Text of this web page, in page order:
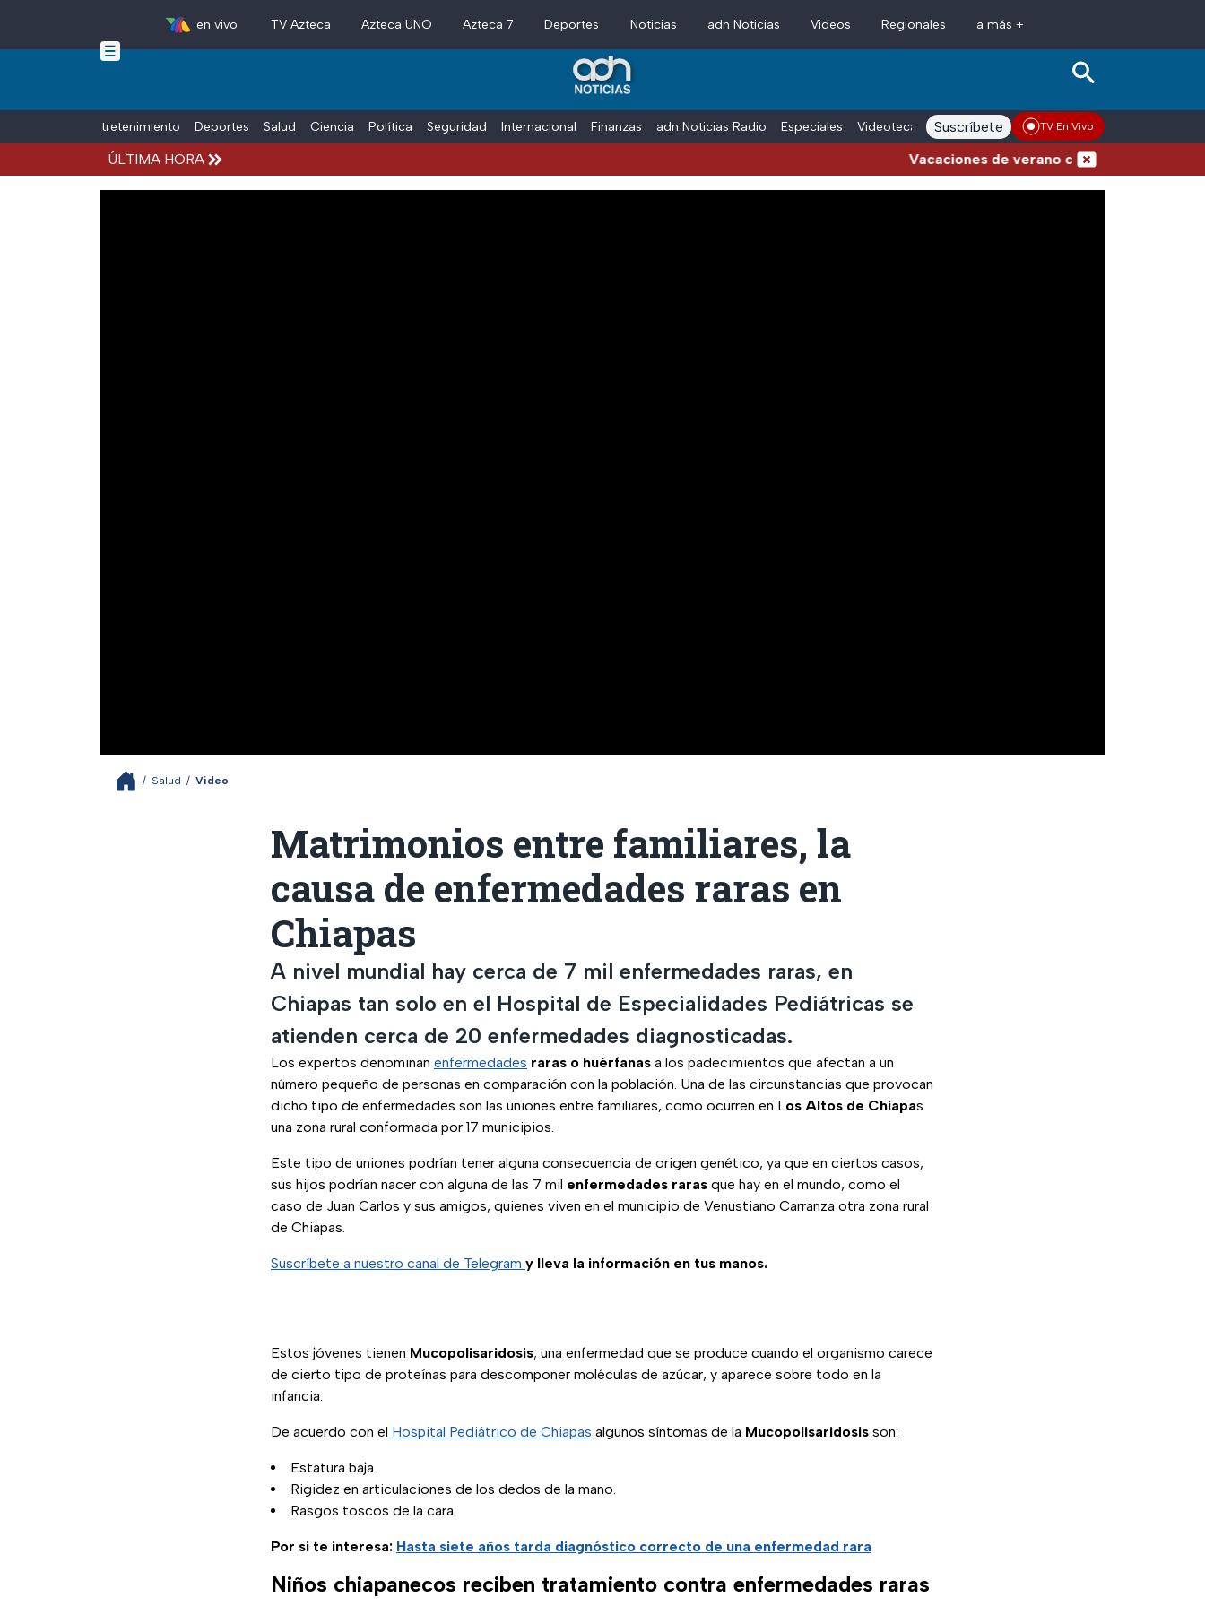
Skip to main content
en vivo TV Azteca Azteca UNO Azteca 7 Deportes Noticias adn Noticias Videos Regionales a más +
Entretenimiento Deportes Salud Ciencia Política Seguridad Internacional Finanzas adn Noticias Radio Especiales Videoteca Conductores Voces adn Noticias
Suscríbete TV En Vivo
ÚLTIMA HORA Vacaciones de verano complicadas:
/ Salud / Video
Matrimonios entre familiares, la
causa de enfermedades raras en
Chiapas
A nivel mundial hay cerca de 7 mil enfermedades raras, en
Chiapas tan solo en el Hospital de Especialidades Pediátricas se
atienden cerca de 20 enfermedades diagnosticadas.
Los expertos denominan enfermedades raras o huérfanas a los padecimientos que afectan a un
número pequeño de personas en comparación con la población. Una de las circunstancias que provocan
dicho tipo de enfermedades son las uniones entre familiares, como ocurren en Los Altos de Chiapas
una zona rural conformada por 17 municipios.
Este tipo de uniones podrían tener alguna consecuencia de origen genético, ya que en ciertos casos,
sus hijos podrían nacer con alguna de las 7 mil enfermedades raras que hay en el mundo, como el
caso de Juan Carlos y sus amigos, quienes viven en el municipio de Venustiano Carranza otra zona rural
de Chiapas.
Suscríbete a nuestro canal de Telegram y lleva la información en tus manos.
Estos jóvenes tienen Mucopolisaridosis; una enfermedad que se produce cuando el organismo carece
de cierto tipo de proteínas para descomponer moléculas de azúcar, y aparece sobre todo en la
infancia.
De acuerdo con el Hospital Pediátrico de Chiapas algunos síntomas de la Mucopolisaridosis son:
Estatura baja.
Rigidez en articulaciones de los dedos de la mano.
Rasgos toscos de la cara.
Por si te interesa: Hasta siete años tarda diagnóstico correcto de una enfermedad rara
Niños chiapanecos reciben tratamiento contra enfermedades raras